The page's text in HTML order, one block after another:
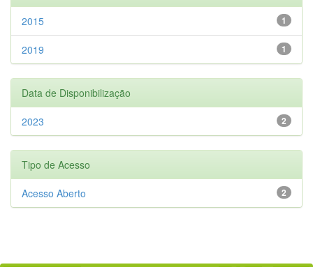
1
2015
1
2019
Data de Disponibilização
2
2023
Tipo de Acesso
2
Acesso Aberto